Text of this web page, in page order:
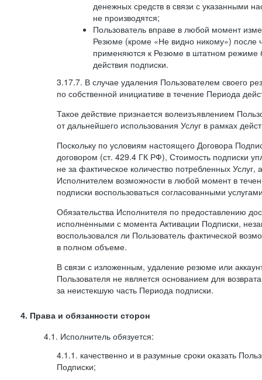
денежных средств в связи с указанными
не производятся;
Пользователь вправе в любой момент
Резюме (кроме «Не видно никому») после
применяются к Резюме в штатном режиме
действия подписки.
3.17.7. В случае удаления Пользователем своего
по собственной инициативе в течение Периода
Такое действие признается волеизъявлением
от дальнейшего использования Услуг в рамках
Поскольку по условиям настоящего Договора
договором (ст. 429.4 ГК РФ), Стоимость подписки
не за фактическое количество потребленных Услуг,
Исполнителем возможности в любой момент в
подписки воспользоваться согласованными
Обязательства Исполнителя по предоставлению
исполненными с момента Активации Подписки,
воспользовался ли Пользователь фактической
в полном объеме.
В связи с изложенным, удаление резюме или
Пользователя не является основанием для
за неистекшую часть Периода подписки.
4. Права и обязанности сторон
4.1. Исполнитель обязуется:
4.1.1. качественно и в разумные сроки оказать
Подписки;